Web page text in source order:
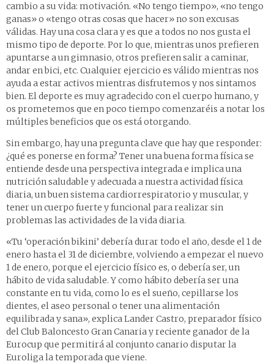
cambio a su vida: motivación. «No tengo tiempo», «no tengo
ganas» o «tengo otras cosas que hacer» no son excusas
válidas. Hay una cosa clara y es que a todos no nos gusta el
mismo tipo de deporte. Por lo que, mientras unos prefieren
apuntarse a un gimnasio, otros prefieren salir a caminar,
andar en bici, etc. Cualquier ejercicio es válido mientras nos
ayuda a estar activos mientras disfrutemos y nos sintamos
bien. El deporte es muy agradecido con el cuerpo humano, y
os prometemos que en poco tiempo comenzaréis a notar los
múltiples beneficios que os está otorgando.
Sin embargo, hay una pregunta clave que hay que responder:
¿qué es ponerse en forma? Tener una buena forma física se
entiende desde una perspectiva integrada e implica una
nutrición saludable y adecuada a nuestra actividad física
diaria, un buen sistema cardiorrespiratorio y muscular, y
tener un cuerpo fuerte y funcional para realizar sin
problemas las actividades de la vida diaria.
«Tu ‘operación bikini’ debería durar todo el año, desde el 1 de
enero hasta el 31 de diciembre, volviendo a empezar el nuevo
1 de enero, porque el ejercicio físico es, o debería ser, un
hábito de vida saludable. Y como hábito debería ser una
constante en tu vida, como lo es el sueño, cepillarse los
dientes, el aseo personal o tener una alimentación
equilibrada y sana», explica Lander Castro, preparador físico
del Club Baloncesto Gran Canaria y reciente ganador de la
Eurocup que permitirá al conjunto canario disputar la
Euroliga la temporada que viene.